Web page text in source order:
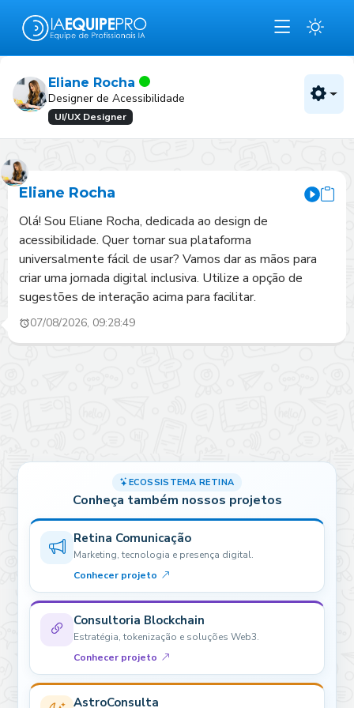
Eliane Rocha
Designer de Acessibilidade
UI/UX Designer
Eliane Rocha
Olá! Sou Eliane Rocha, dedicada ao design de
acessibilidade. Quer tornar sua plataforma
universalmente fácil de usar? Vamos dar as mãos para
criar uma jornada digital inclusiva. Utilize a opção de
sugestões de interação acima para facilitar.
07/08/2026, 09:28:49
ECOSSISTEMA RETINA
Conheça também nossos projetos
Retina Comunicação
Marketing, tecnologia e presença digital.
Conhecer projeto
Consultoria Blockchain
Estratégia, tokenização e soluções Web3.
Conhecer projeto
AstroConsulta